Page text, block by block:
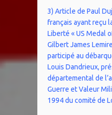
3) Article de Paul
français ayant reçu
Liberté « US Medal
Gilbert James
participé au
Louis Dandrieux,
départemental de
Guerre et Valeur
1994 du comité de